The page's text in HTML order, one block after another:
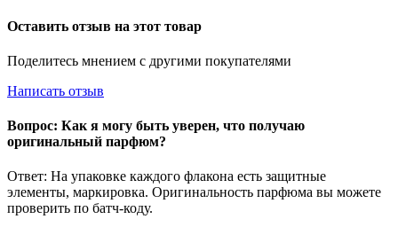
Оставить отзыв на этот товар
Поделитесь мнением с другими покупателями
Написать отзыв
Вопрос: Как я могу быть уверен, что получаю
оригинальный парфюм?
Ответ: На упаковке каждого флакона есть защитные
элементы, маркировка. Оригинальность парфюма вы можете
проверить по батч-коду.